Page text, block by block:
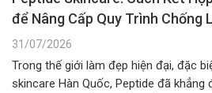
để Nâng Cấp Quy Trình Chống
31/07/2026
Trong thế giới làm đẹp hiện đại, đặc
skincare Hàn Quốc, Peptide đã